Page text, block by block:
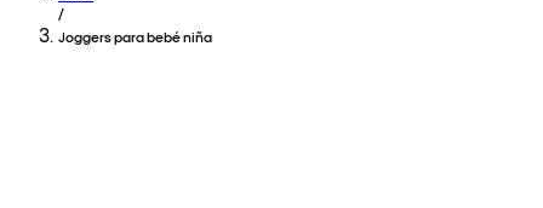
/
Joggers para bebé niña